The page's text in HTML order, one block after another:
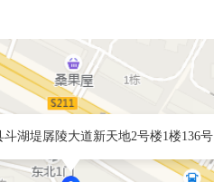
湖堤孱陵大道新天地2号楼1楼136号